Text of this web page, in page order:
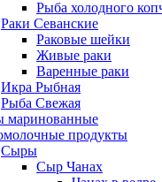
Рыба холодного
Раки Севанские
Раковые шейки
Живые раки
Варенные раки
Икра Рыбная
Рыба Свежая
маринованные
продукты
Сыры
Сыр Чанах